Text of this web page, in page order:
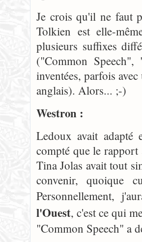
Je crois qu'il ne faut
Tolkien est elle-
plusieurs suffixes
("Common
inventées, parfois
anglais). Alors... ;-)
Westron :
Ledoux avait adapté
compté que le rapport
Tina Jolas avait tout
convenir, quoique
Personnellement,
l'Ouest, c'est ce qui
"Common Speech" a